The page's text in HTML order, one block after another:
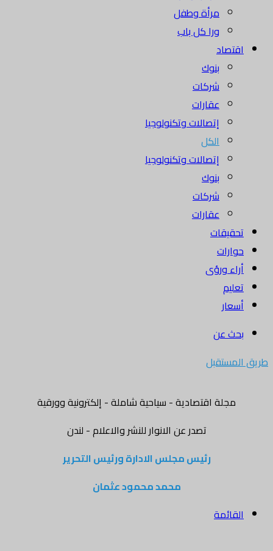
مرأة وطفل
ورا كل باب
اقتصاد
بنوك
شركات
عقارات
إتصالات وتكنولوجيا
الكل
إتصالات وتكنولوجيا
بنوك
شركات
عقارات
تحقيقات
حوارات
أراء ورؤى
تعليم
أسعار
بحث عن
طريق المستقبل
مجلة اقتصادية - سياحية شاملة - إلكترونية وورقية
تصدر عن الانوار للنشر والاعلام - لندن
رئيس مجلس الادارة ورئيس التحرير
محمد محمود عثمان
القائمة